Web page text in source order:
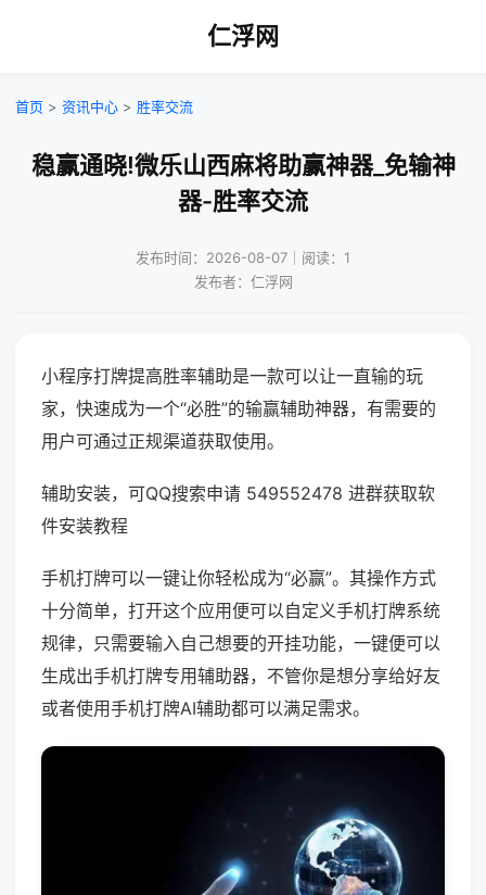
仁浮网
首页 > 资讯中心 > 胜率交流
稳赢通晓!微乐山西麻将助赢神器_免输神
器-胜率交流
发布时间：2026-08-07｜阅读：1
发布者：仁浮网
小程序打牌提高胜率辅助是一款可以让一直输的玩
家，快速成为一个“必胜”的输赢辅助神器，有需要的
用户可通过正规渠道获取使用。
辅助安装，可QQ搜索申请 549552478 进群获取软
件安装教程
手机打牌可以一键让你轻松成为“必赢”。其操作方式
十分简单，打开这个应用便可以自定义手机打牌系统
规律，只需要输入自己想要的开挂功能，一键便可以
生成出手机打牌专用辅助器，不管你是想分享给好友
或者使用手机打牌AI辅助都可以满足需求。